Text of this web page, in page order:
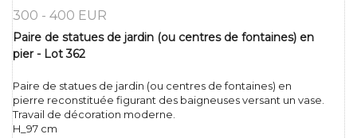
300 - 400 EUR
Paire de statues de jardin (ou centres de fontaines) en
pier - Lot 362
Paire de statues de jardin (ou centres de fontaines) en
pierre reconstituée figurant des baigneuses versant un vase.
Travail de décoration moderne.
H_97 cm